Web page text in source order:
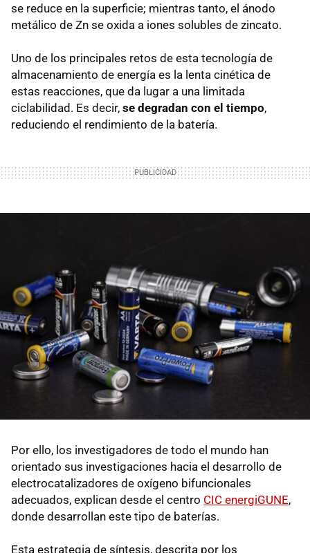
se reduce en la superficie; mientras tanto, el ánodo
metálico de Zn se oxida a iones solubles de zincato.
Uno de los principales retos de esta tecnología de
almacenamiento de energía es la lenta cinética de
estas reacciones, que da lugar a una limitada
ciclabilidad. Es decir, se degradan con el tiempo,
reduciendo el rendimiento de la batería.
Por ello, los investigadores de todo el mundo han
orientado sus investigaciones hacia el desarrollo de
electrocatalizadores de oxígeno bifuncionales
adecuados, explican desde el centro CIC energiGUNE,
donde desarrollan este tipo de baterías.
Esta estrategia de síntesis, descrita por los